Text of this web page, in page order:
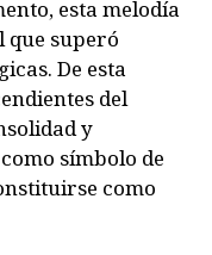
esta melodía
que superó
De esta
del
y
símbolo de
como